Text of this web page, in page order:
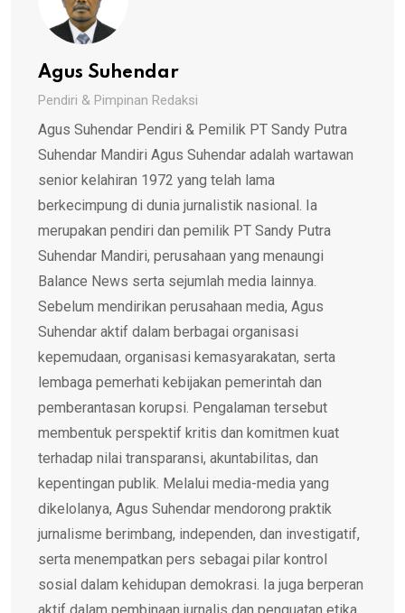
Agus Suhendar
Pendiri & Pimpinan Redaksi
Agus Suhendar Pendiri & Pemilik PT Sandy Putra
Suhendar Mandiri Agus Suhendar adalah wartawan
senior kelahiran 1972 yang telah lama
berkecimpung di dunia jurnalistik nasional. Ia
merupakan pendiri dan pemilik PT Sandy Putra
Suhendar Mandiri, perusahaan yang menaungi
Balance News serta sejumlah media lainnya.
Sebelum mendirikan perusahaan media, Agus
Suhendar aktif dalam berbagai organisasi
kepemudaan, organisasi kemasyarakatan, serta
lembaga pemerhati kebijakan pemerintah dan
pemberantasan korupsi. Pengalaman tersebut
membentuk perspektif kritis dan komitmen kuat
terhadap nilai transparansi, akuntabilitas, dan
kepentingan publik. Melalui media-media yang
dikelolanya, Agus Suhendar mendorong praktik
jurnalisme berimbang, independen, dan investigatif,
serta menempatkan pers sebagai pilar kontrol
sosial dalam kehidupan demokrasi. Ia juga berperan